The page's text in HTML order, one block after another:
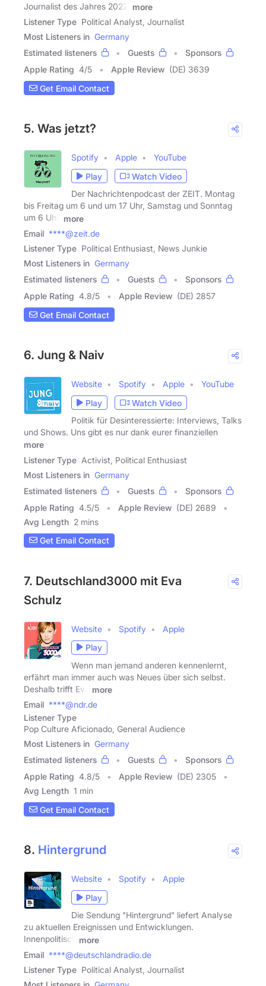
Journalist des Jahres 2022.
more
Listener Type Political Analyst, Journalist
Most Listeners in Germany
Estimated listeners
Guests
Sponsors
Apple Rating 4/5 Apple Review (DE) 3639
Get Email Contact
5. Was jetzt?
Spotify Apple
YouTube
Play
Watch Video
Der Nachrichtenpodcast der ZEIT. Montag
bis Freitag um 6 und um 17 Uhr, Samstag und Sonntag
um 6 Uhr.
more
Email ****@zeit.de
Listener Type Political Enthusiast, News Junkie
Most Listeners in Germany
Estimated listeners
Guests
Sponsors
Apple Rating 4.8/5 Apple Review (DE) 2857
Get Email Contact
6. Jung & Naiv
Website Spotify Apple
YouTube
Play
Watch Video
Politik für Desinteressierte: Interviews, Talks
und Shows. Uns gibt es nur dank eurer finanziellen
more
Listener Type Activist, Political Enthusiast
Most Listeners in Germany
Estimated listeners
Guests
Sponsors
Apple Rating 4.5/5 Apple Review (DE) 2689
Avg Length 2 mins
Get Email Contact
7. Deutschland3000 mit Eva
Schulz
Website Spotify
Apple
Play
Wenn man jemand anderen kennenlernt,
erfährt man immer auch was Neues über sich selbst.
Deshalb trifft Eva
more
Email ****@ndr.de
Listener Type
Pop Culture Aficionado, General Audience
Most Listeners in Germany
Estimated listeners
Guests
Sponsors
Apple Rating 4.8/5 Apple Review (DE) 2305
Avg Length 1 min
Get Email Contact
8. Hintergrund
Website Spotify
Apple
Play
Die Sendung "Hintergrund" liefert Analyse
zu aktuellen Ereignissen und Entwicklungen.
Innenpolitisch
more
Email ****@deutschlandradio.de
Listener Type Political Analyst, Journalist